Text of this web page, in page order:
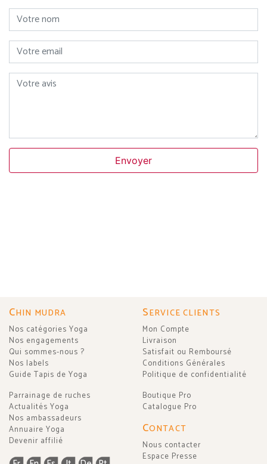
Votre nom
Votre email
Votre avis
Envoyer
CHIN MUDRA
Nos catégories Yoga
Nos engagements
Qui sommes-nous ?
Nos labels
Guide Tapis de Yoga
Parrainage de ruches
Actualités Yoga
Nos ambassadeurs
Annuaire Yoga
Devenir affilié
SERVICE CLIENTS
Mon Compte
Livraison
Satisfait ou Remboursé
Conditions Générales
Politique de confidentialité
Boutique Pro
Catalogue Pro
CONTACT
Nous contacter
Espace Presse